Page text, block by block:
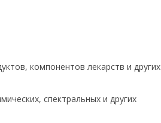
компонентов лекарств и других
спектральных и других